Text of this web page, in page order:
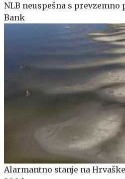
NLB neuspešna s prevzemno
Bank
Alarmantno stanje na